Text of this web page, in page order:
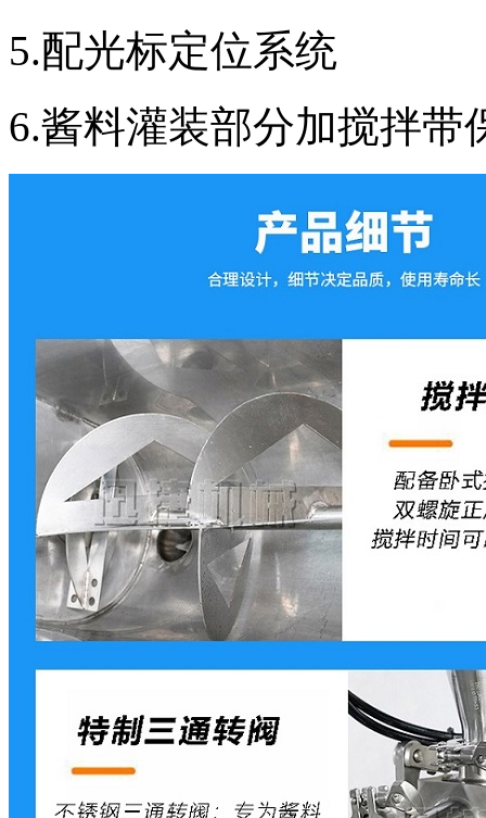
5.配光标定位系统
6.酱料灌装部分加搅拌